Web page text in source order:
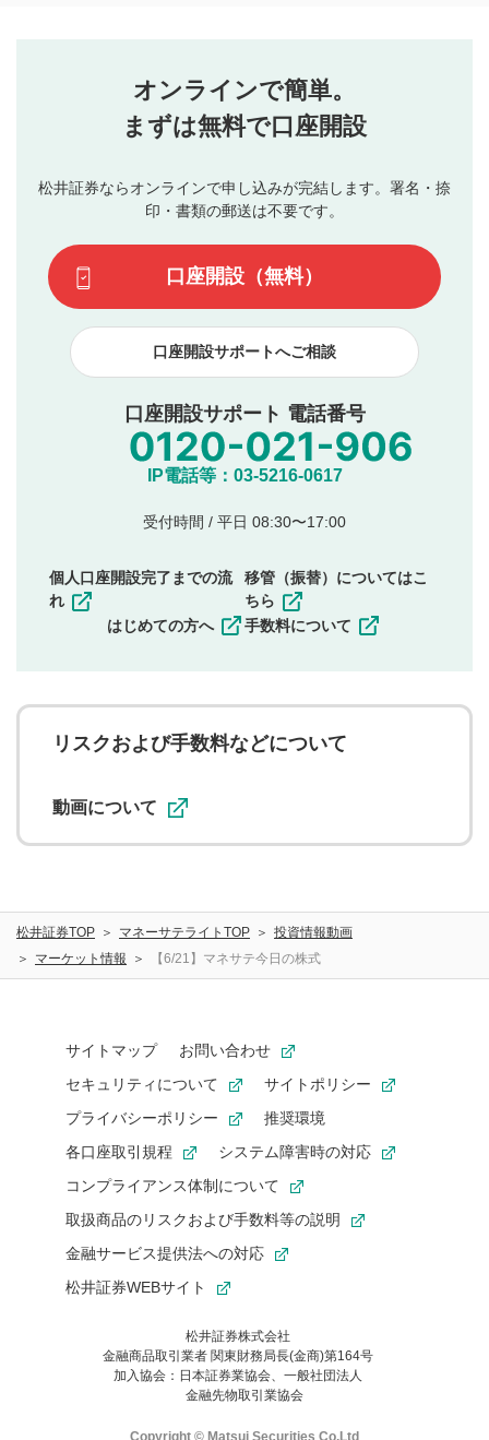
投稿するボタン
星で評価をすると投稿できます。（お名前とコメント
動画の評価
です）
行ってください。
当社は、利用者同士、もしくは利用者と第三者間のトラ
ブルによって生じた損害に対して一切の責任を負いませ
評価およびコメントは当社にて審査のうえ、掲載となり
ます。掲載されるまでに日数がかかる場合や掲載されない
てはお答えできません。各動画コンテンツへの掲載をもっ
て結果のご連絡といたします。ご了承ください。
下記の項目に該当すると判断された投稿内容は、掲載を
見合わせる場合がございます。
本動画コンテンツとは無関係の内容の投稿
他者への誹謗中傷や差別的表現投稿
公序良俗に反する内容の投稿
氏名、住所、電話番号など個人を特定できる情報の
他のサイトへの誘導や営利目的、広告・宣伝を目
他者の権利（商標、著作権、その他の知的財産
同一内容の多重投稿
その他当社が不適切と判断した投稿
一度投稿した評価およびコメントの変更・削除はできま
ことを承諾したものとします。また、利用者は、コメント
に関する著作者人格権を行使しないことに同意します。利
用者が投稿したコメントは、当社サービスの広告・宣伝、
ることがあります。
オンラインで簡単。
まずは無料で口座開設
松井証券ならオンラインで申し込みが完結します。署名・捺
印・書類の郵送は不要です。
口座開設（無料）
口座開設サポートへご相談
口座開設サポート 電話番号
IP電話等：03-5216-0617
受付時間 / 平日 08:30〜17:00
個人口座開設完了までの流
れ
はじめての方へ
移管（振替）についてはこ
ちら
手数料について
リスクおよび手数料などについて
動画について
松井証券TOP マネーサテライトTOP
投資情報動画
マーケット情報
【6/21】マネサテ今日の株式
サイトマップ
お問い合わせ
セキュリティについて
サイトポリシー
プライバシーポリシー
推奨環境
各口座取引規程
システム障害時の対応
コンプライアンス体制について
取扱商品のリスクおよび手数料等の説明
金融サービス提供法への対応
松井証券WEBサイト
松井証券株式会社
金融商品取引業者 関東財務局長(金商)第164号
加入協会：日本証券業協会、一般社団法人
金融先物取引業協会
Copyright © Matsui Securities Co,Ltd
お気に入り機能は松井証券の会員限定の機能です。
お気に入り登録いただくと、後からいつでもお気に入りのコンテ
ンツを一覧でご確認いただけます。
ご利用いただくには口座開設が必要です。